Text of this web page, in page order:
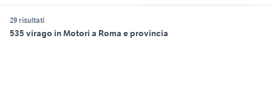
29 risultati
535 virago in Motori a Roma e provincia